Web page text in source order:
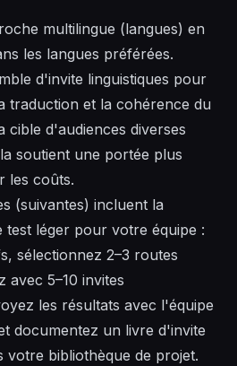
multilingue (langues) en
les langues préférées.
d'invite linguistiques pour
traduction et la cohérence du
d'audiences diverses
soutient une portée plus
les coûts.
(suivantes) incluent la
léger pour votre équipe :
sélectionnez 2–3 routes
avec 5–10 invites
les résultats avec l'équipe
documentez un livre d'invite
votre bibliothèque de projet.